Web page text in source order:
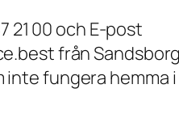
21 00 och E-post
från
fungera hemma